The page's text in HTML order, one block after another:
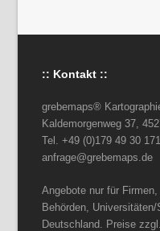
:: Kontakt ::
grebemaps®
Kaldemorgenweg 37,
Tel. +49 (0)179 49 30 171
anfrage@grebemaps.de
Angebote nur für
Behörden,
Deutschland. Preise